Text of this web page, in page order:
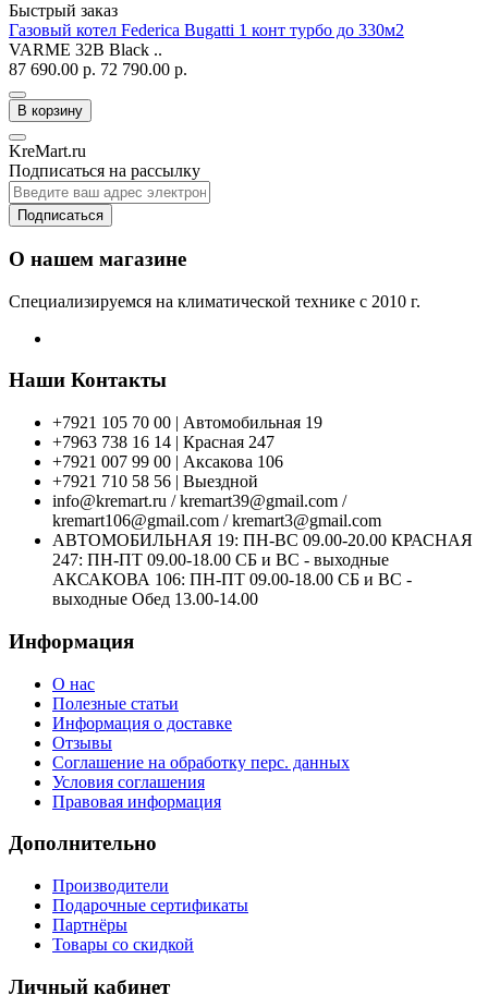
Быстрый заказ
Газовый котел Federica Bugatti 1 конт турбо до 330м2
VARME 32B Black ..
87 690.00 р. 72 790.00 р.
В корзину
KreMart.ru
Подписаться на рассылку
Подписаться
О нашем магазине
Специализируемся на климатической технике с 2010 г.
Наши Контакты
+7921 105 70 00 | Автомобильная 19
+7963 738 16 14 | Красная 247
+7921 007 99 00 | Аксакова 106
+7921 710 58 56 | Выездной
info@kremart.ru / kremart39@gmail.com /
kremart106@gmail.com / kremart3@gmail.com
АВТОМОБИЛЬНАЯ 19: ПН-ВС 09.00-20.00 КРАСНАЯ
247: ПН-ПТ 09.00-18.00 СБ и ВС - выходные
АКСАКОВА 106: ПН-ПТ 09.00-18.00 СБ и ВС -
выходные Обед 13.00-14.00
Информация
О нас
Полезные статьи
Информация о доставке
Отзывы
Соглашение на обработку перс. данных
Условия соглашения
Правовая информация
Дополнительно
Производители
Подарочные сертификаты
Партнёры
Товары со скидкой
Личный кабинет